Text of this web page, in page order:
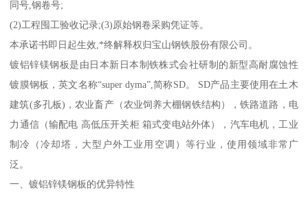
同号,钢卷号;
(2)工程囤工验收记录;(3)原始钢卷采购凭证等。
本承诺书即日起生效,*终解释权归宝山钢铁股份有限公司。
镀铝锌镁钢板是由日本新日本制铁株式会社研制的新型高耐腐蚀性
镀膜钢板，英文名称“super dyma”,简称SD。 SD产品主要使用在土木
建筑(多孔板)，农业畜产（农业饲养大棚钢铁结构），铁路道路，电
力通信（输配电 高低压开关柜 箱式变电站外体），汽车电机，工业
制冷（冷却塔，大型户外工业用空调）等行业，使用领域非常广
泛。
一、镀铝锌镁钢板的优异特性